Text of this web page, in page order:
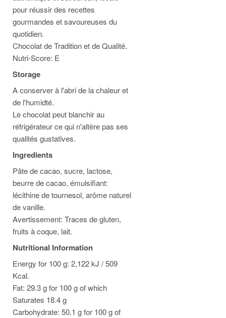
pour réussir des recettes
gourmandes et savoureuses du
quotidien.
Chocolat de Tradition et de Qualité.
Nutri-Score: E
Storage
A conserver à l'abri de la chaleur et
de l'humidté.
Le chocolat peut blanchir au
réfrigérateur ce qui n'altère pas ses
qualités gustatives.
Ingredients
Pâte de cacao, sucre, lactose,
beurre de cacao, émulsifiant:
lécithine de tournesol, arôme naturel
de vanille.
Avertissement: Traces de gluten,
fruits à coque, lait.
Nutritional Information
Energy for 100 g: 2,122 kJ / 509
Kcal.
Fat: 29.3 g for 100 g of which
Saturates 18.4 g
Carbohydrate: 50.1 g for 100 g of